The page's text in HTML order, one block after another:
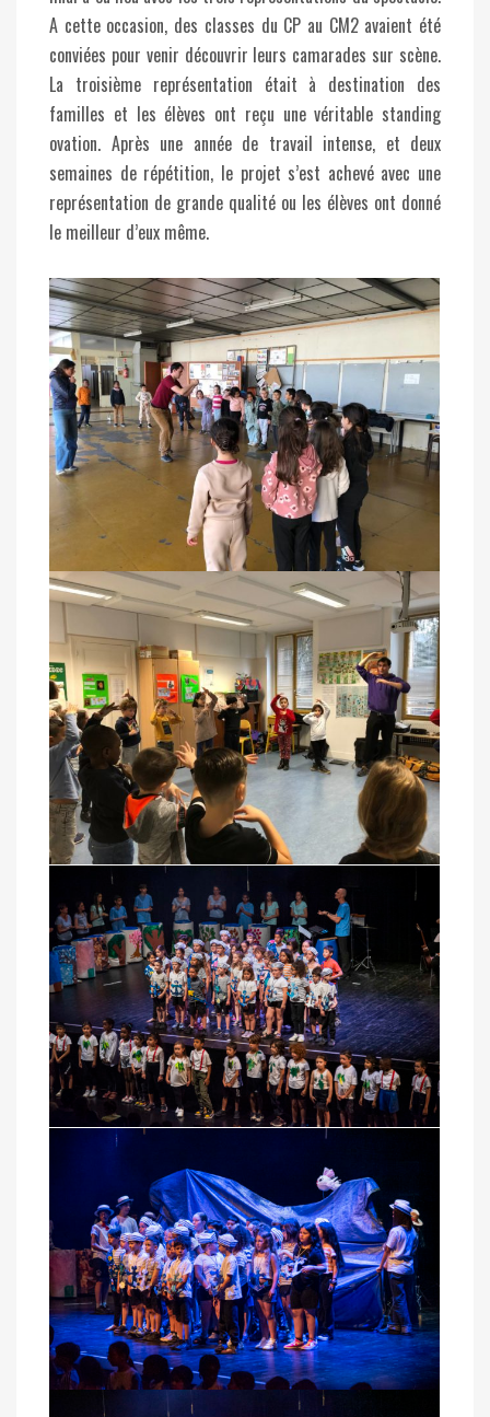
A cette occasion, des classes du CP au CM2 avaient été
conviées pour venir découvrir leurs camarades sur scène.
La troisième représentation était à destination des
familles et les élèves ont reçu une véritable standing
ovation. Après une année de travail intense, et deux
semaines de répétition, le projet s’est achevé avec une
représentation de grande qualité ou les élèves ont donné
le meilleur d’eux même.